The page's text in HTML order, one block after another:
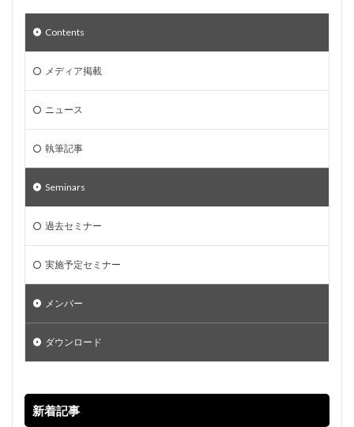
Contents
メディア掲載
ニュース
執筆記事
Seminars
過去セミナー
実施予定セミナー
メンバー
ダウンロード
新着記事